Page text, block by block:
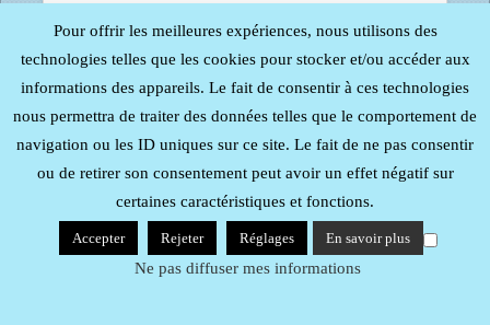
Probureau| Mentions Légales
Pour offrir les meilleures expériences, nous utilisons des
technologies telles que les cookies pour stocker et/ou accéder aux
informations des appareils. Le fait de consentir à ces technologies
nous permettra de traiter des données telles que le comportement de
navigation ou les ID uniques sur ce site. Le fait de ne pas consentir
ou de retirer son consentement peut avoir un effet négatif sur
certaines caractéristiques et fonctions.
Accepter Rejeter Réglages En savoir plus
Ne pas diffuser mes informations